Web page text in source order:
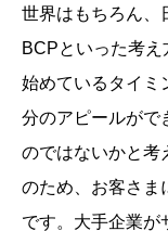
世界はもちろん、
BCPといった考
始めているタイミ
分のアピールがで
のではないかと考
のため、お客さま
です。大手企業が